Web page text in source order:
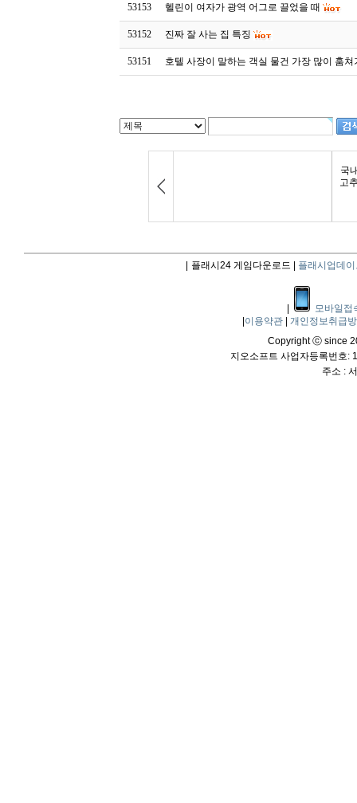
53153 헬린이 여자가 광역 어그로 끌었을 때
53152 진짜 잘 사는 집 특징
53151 호텔 사장이 말하는 객실 물건 가장 많이 훔쳐
플래시24 게임다운로드 | 플래시업데이
모바일접
이용약관
개인정보취급
Copyright ⓒ since
지오소프트 사업자등록번호:
주소 :